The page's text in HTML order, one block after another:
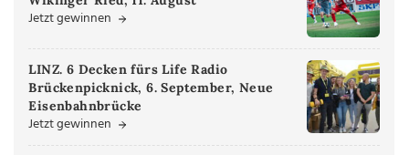
Jetzt gewinnen
LINZ. 6 Decken fürs Life Radio
Brückenpicknick, 6. September, Neue
Eisenbahnbrücke
Jetzt gewinnen